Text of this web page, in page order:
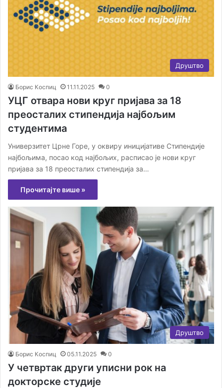
Друштво
Борис Коспиц 11.11.2025 0
УЦГ отвара нови круг пријава за 18
преосталих стипендија најбољим
студентима
Универзитет Црне Горе, у оквиру иницијативе Стипендије
најбољима, посао код најбољих, расписао је нови круг
пријава за 18 преосталих стипендија за…
Прочитајте више »
Друштво
Борис Коспиц 05.11.2025 0
У четвртак други уписни рок на
докторске студијe